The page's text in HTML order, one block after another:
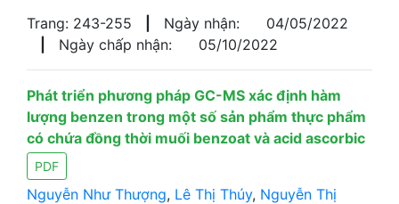
Trang: 243-255
Ngày nhận:
04/05/2022
Ngày chấp nhận: 05/10/2022
Phát triển phương pháp GC-MS xác định hàm
lượng benzen trong một số sản phẩm thực phẩm
có chứa đồng thời muối benzoat và acid ascorbic
PDF
Nguyễn Như Thượng, Lê Thị Thúy, Nguyễn Thị